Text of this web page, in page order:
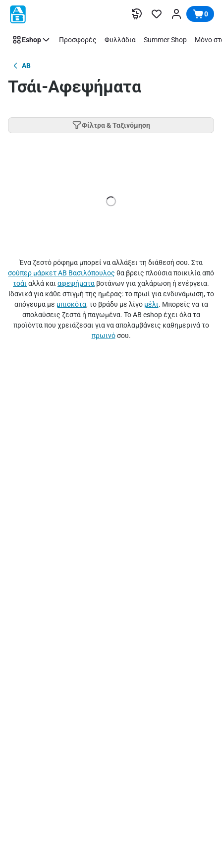
Παράλειψη 0
Eshop Προσφορές Φυλλάδια Summer Shop Μόνο
AB
Τσάι-Αφεψήματα
Φίλτρα & Ταξινόμηση
Ένα ζεστό ρόφημα μπορεί να αλλάξει τη διάθεσή σου. Στα
σούπερ μάρκετ ΑΒ Βασιλόπουλος θα βρεις πλούσια ποικιλία από
τσάι αλλά και αφεψήματα βοτάνων για χαλάρωση ή ενέργεια.
Ιδανικά για κάθε στιγμή της ημέρας: το πρωί για ενδυνάμωση, το
απόγευμα με μπισκότα, το βράδυ με λίγο μέλι. Μπορείς να τα
απολαύσεις ζεστά ή παγωμένα. Το ΑΒ eshop έχει όλα τα
προϊόντα που χρειάζεσαι για να απολαμβάνεις καθημερινά το
πρωινόσου.